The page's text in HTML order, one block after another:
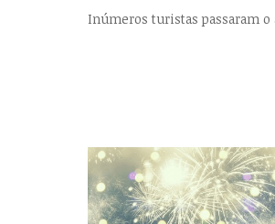
Inúmeros turistas passaram o